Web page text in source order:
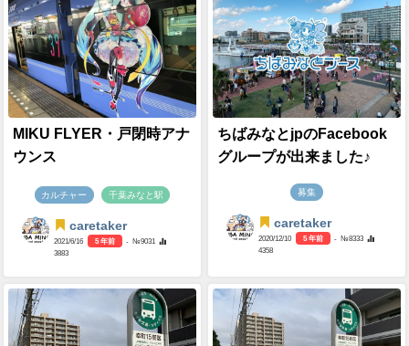
MIKU FLYER・戸閉時アナ
ウンス
カルチャー 千葉みなと駅
caretaker
2021/6/16 5 年前
- №9031
3883
ちばみなとjpのFacebook
グループが出来ました♪
募集
caretaker
2020/12/10 5 年前
- №8333
4358